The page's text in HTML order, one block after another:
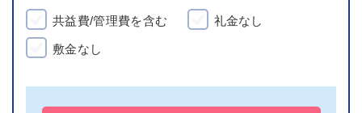
共益費/管理費を含む 礼金なし
敷金なし